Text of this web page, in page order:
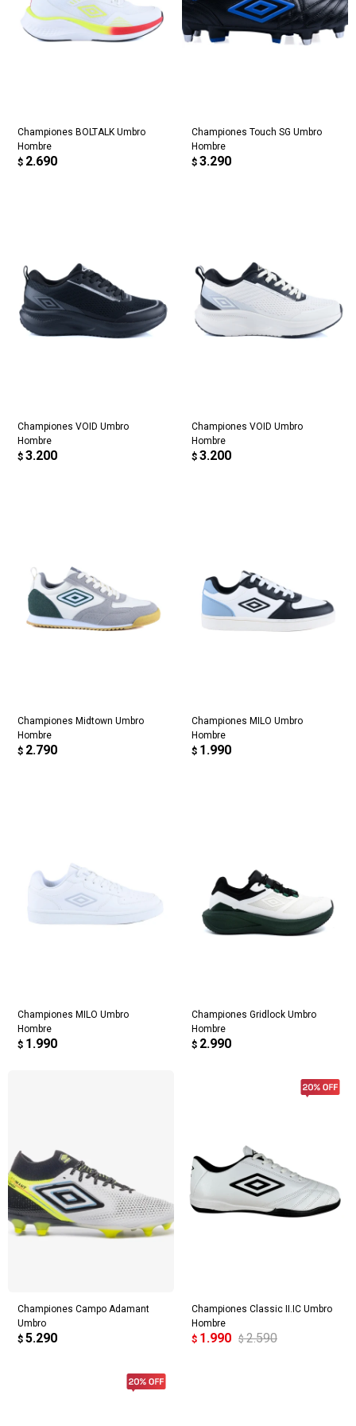
Championes BOLTALK Umbro
Hombre
$ 2.690
Championes Touch SG Umbro
Hombre
$ 3.290
Championes VOID Umbro
Hombre
$ 3.200
Championes VOID Umbro
Hombre
$ 3.200
Championes Midtown Umbro
Hombre
$ 2.790
Championes MILO Umbro
Hombre
$ 1.990
Championes MILO Umbro
Hombre
$ 1.990
Championes Gridlock Umbro
Hombre
$ 2.990
Championes Campo Adamant
Umbro
$ 5.290
Championes Classic II.IC Umbro
Hombre
$ 1.990 $ 2.590
¡Sumate a la forma más ágil de
comprar!